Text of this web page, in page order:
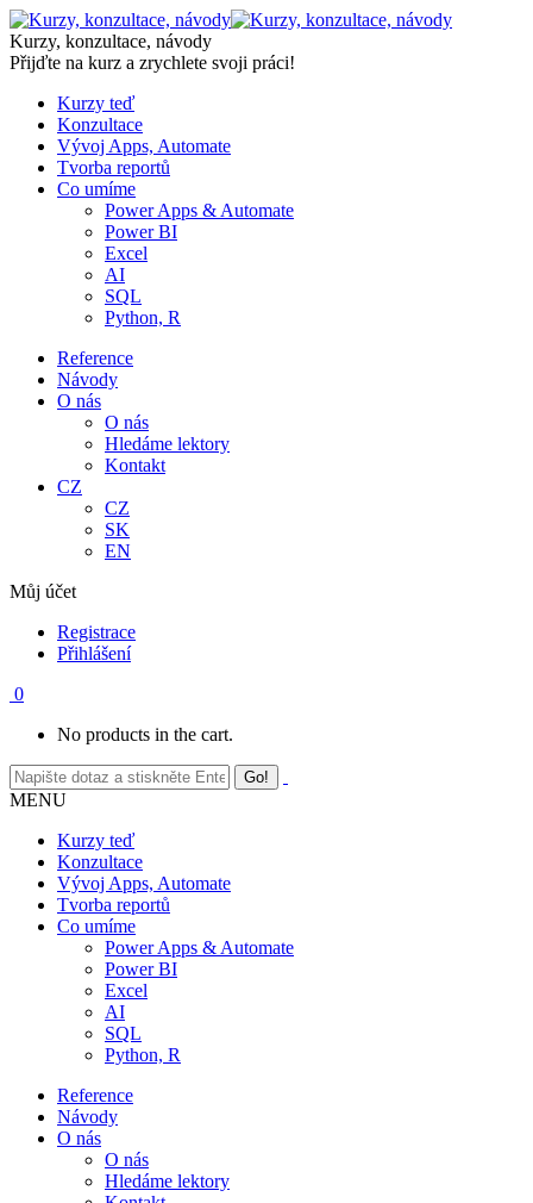
Skip
to
content
Kurzy, konzultace, návody
Přijďte na kurz a zrychlete svoji práci!
Kurzy teď
Konzultace
Vývoj Apps, Automate
Tvorba reportů
Co umíme
Power Apps & Automate
Power BI
Excel
AI
SQL
Python, R
Reference
Návody
O nás
O nás
Hledáme lektory
Kontakt
CZ
CZ
SK
EN
Můj účet
Registrace
Přihlášení
0
No products in the cart.
MENU
Kurzy teď
Konzultace
Vývoj Apps, Automate
Tvorba reportů
Co umíme
Power Apps & Automate
Power BI
Excel
AI
SQL
Python, R
Reference
Návody
O nás
O nás
Hledáme lektory